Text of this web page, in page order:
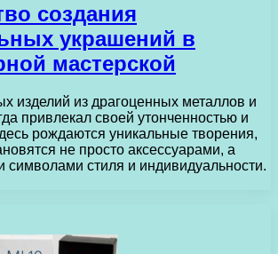
создания
украшений в
мастерской
изделий из драгоценных металлов и
привлекал своей утонченностью и
рождаются уникальные творения,
не просто аксессуарами, а
символами стиля и индивидуальности.